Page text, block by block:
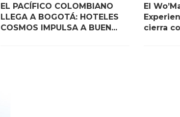
EL PACÍFICO COLOMBIANO
LLEGA A BOGOTÁ: HOTELES
COSMOS IMPULSA A BUEN...
El
cierra